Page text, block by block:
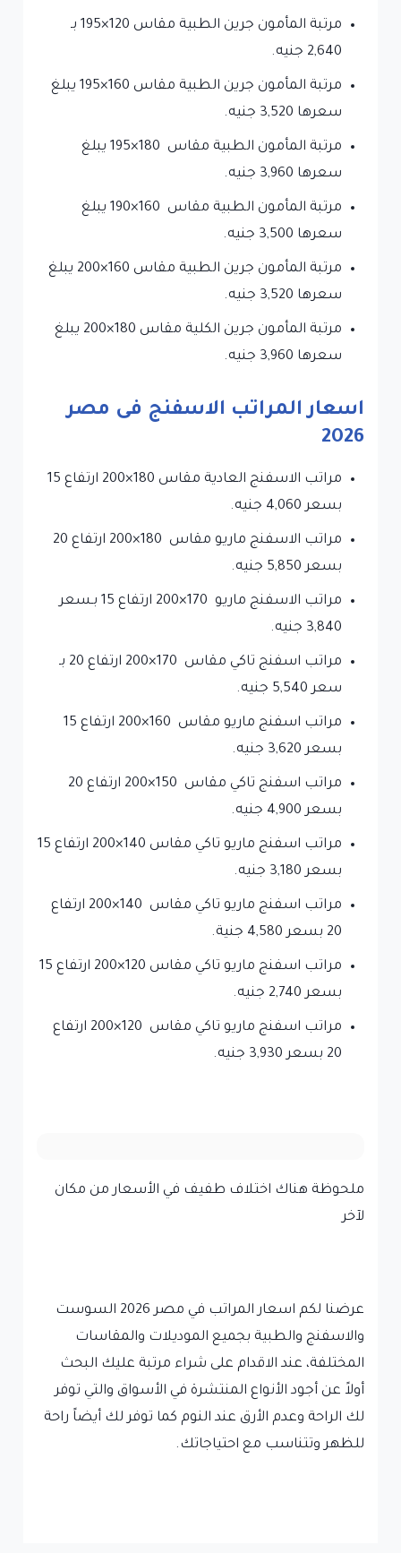
مرتبة المأمون جرين الطبية مقاس 120×195 بـ
2,640 جنيه.
مرتبة المأمون جرين الطبية مقاس 160×195 يبلغ
سعرها 3,520 جنيه.
مرتبة المأمون الطبية مقاس 180×195 يبلغ
سعرها 3,960 جنيه.
مرتبة المأمون الطبية مقاس 160×190 يبلغ
سعرها 3,500 جنيه.
مرتبة المأمون جرين الطبية مقاس 160×200 يبلغ
سعرها 3,520 جنيه.
مرتبة المأمون جرين الكلية مقاس 180×200 يبلغ
سعرها 3,960 جنيه.
اسعار المراتب الاسفنج فى مصر
2026
مراتب الاسفنج العادية مقاس 180×200 ارتفاع 15
بسعر 4,060 جنيه.
مراتب الاسفنج ماريو مقاس 180×200 ارتفاع 20
بسعر 5,850 جنيه.
مراتب الاسفنج ماريو 170×200 ارتفاع 15 بـسعر
3,840 جنيه.
مراتب اسفنج تاكي مقاس 170×200 ارتفاع 20 بـ
سعر 5,540 جنيه.
مراتب اسفنج ماريو مقاس 160×200 ارتفاع 15
بسعر 3,620 جنيه.
مراتب اسفنج تاكي مقاس 150×200 ارتفاع 20
بسعر 4,900 جنيه.
مراتب اسفنج ماريو تاكي مقاس 140×200 ارتفاع 15
بسعر 3,180 جنيه.
مراتب اسفنج ماريو تاكي مقاس 140×200 ارتفاع
20 بسعر 4,580 جنية.
مراتب اسفنج ماريو تاكي مقاس 120×200 ارتفاع 15
بسعر 2,740 جنيه.
مراتب اسفنج ماريو تاكي مقاس 120×200 ارتفاع
20 بسعر 3,930 جنيه.
ملحوظة هناك اختلاف طفيف في الأسعار من مكان
لآخر
عرضنا لكم اسعار المراتب في مصر 2026 السوست
والاسفنج والطبية بجميع الموديلات والمقاسات
المختلفة، عند الاقدام على شراء مرتبة عليك البحث
أولاً عن أجود الأنواع المنتشرة في الأسواق والتي توفر
لك الراحة وعدم الأرق عند النوم كما توفر لك أيضاً راحة
للظهر وتتناسب مع احتياجاتك.